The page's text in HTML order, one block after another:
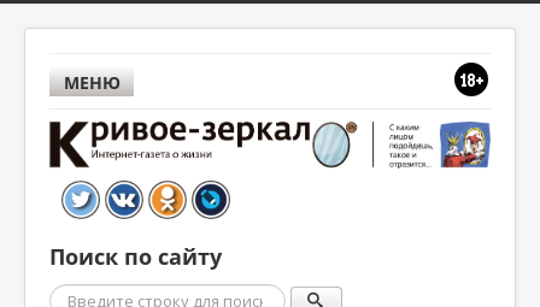
МЕНЮ
Поиск по сайту
Поиск